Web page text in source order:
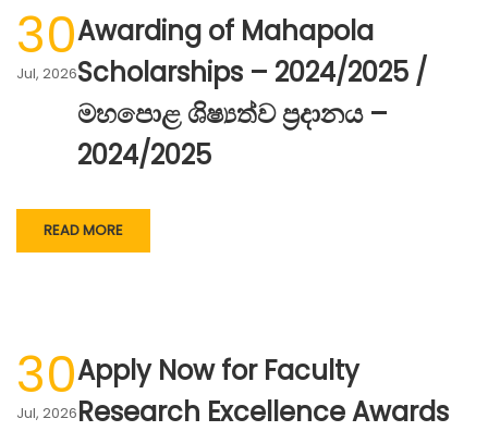
30
Jul, 2026
Awarding of Mahapola
Scholarships – 2024/2025 /
මහපොළ ශිෂ්‍යත්ව ප්‍රදානය –
2024/2025
READ MORE
30
Jul, 2026
Apply Now for Faculty
Research Excellence Awards